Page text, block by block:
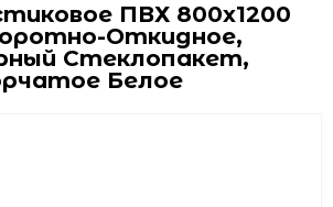
ПВХ 800х1200
Откидное,
Стеклопакет,
Белое